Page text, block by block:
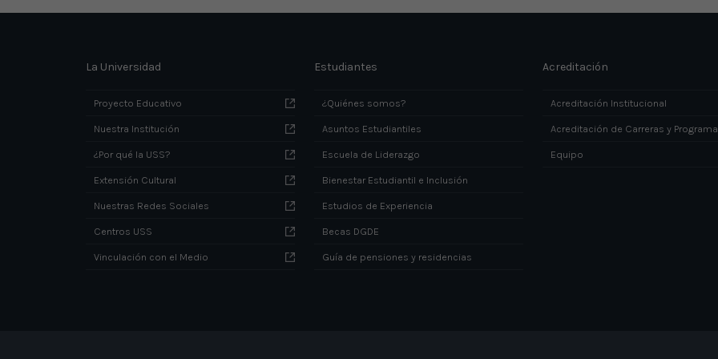
La Universidad
Proyecto Educativo
Nuestra Institución
¿Por qué la USS?
Extensión Cultural
Nuestras Redes Sociales
Centros USS
Vinculación con el Medio
Estudiantes
¿Quiénes somos?
Asuntos Estudiantiles
Escuela de Liderazgo
Bienestar Estudiantil e Inclusión
Estudios de Experiencia
Becas DGDE
Guía de pensiones y residencias
Acreditación
Acreditación Institucional
Acreditación de Carreras y
Equipo